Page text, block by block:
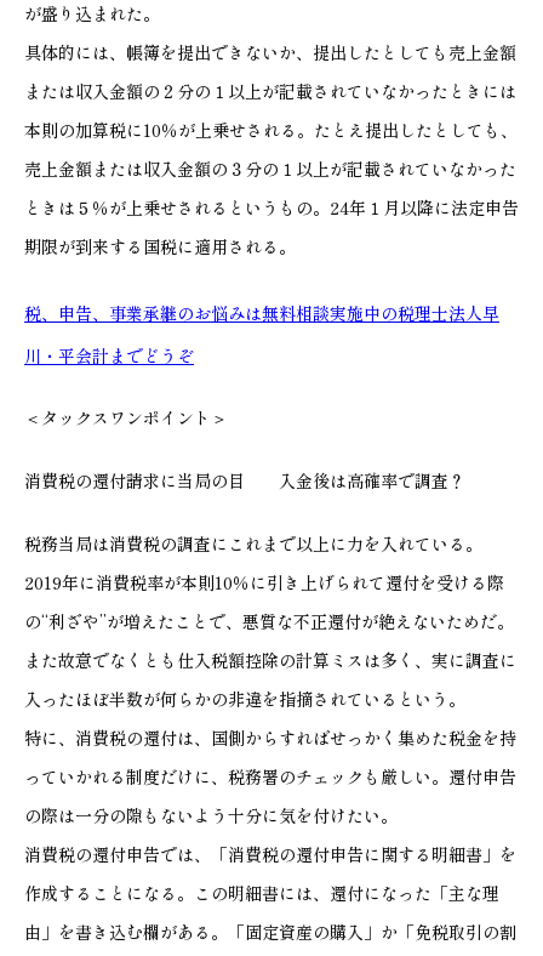
が盛り込まれた。
具体的には、帳簿を提出できないか、提出したとしても売上金額
または収入金額の２分の１以上が記載されていなかったときには
本則の加算税に10％が上乗せされる。たとえ提出したとしても、
売上金額または収入金額の３分の１以上が記載されていなかった
ときは５％が上乗せされるというもの。24年１月以降に法定申告
期限が到来する国税に適用される。
税、申告、事業承継のお悩みは無料相談実施中の税理士法人早
川・平会計までどうぞ
＜タックスワンポイント＞
消費税の還付請求に当局の目 入金後は高確率で調査？
税務当局は消費税の調査にこれまで以上に力を入れている。
2019年に消費税率が本則10％に引き上げられて還付を受ける際
の“利ざや”が増えたことで、悪質な不正還付が絶えないためだ。
また故意でなくとも仕入税額控除の計算ミスは多く、実に調査に
入ったほぼ半数が何らかの非違を指摘されているという。
特に、消費税の還付は、国側からすればせっかく集めた税金を持
っていかれる制度だけに、税務署のチェックも厳しい。還付申告
の際は一分の隙もないよう十分に気を付けたい。
消費税の還付申告では、「消費税の還付申告に関する明細書」を
作成することになる。この明細書には、還付になった「主な理
由」を書き込む欄がある。「固定資産の購入」か「免税取引の割